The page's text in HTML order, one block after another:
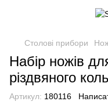
Столові прибори
Набір ножів
різдвяного
Артикул: 180116